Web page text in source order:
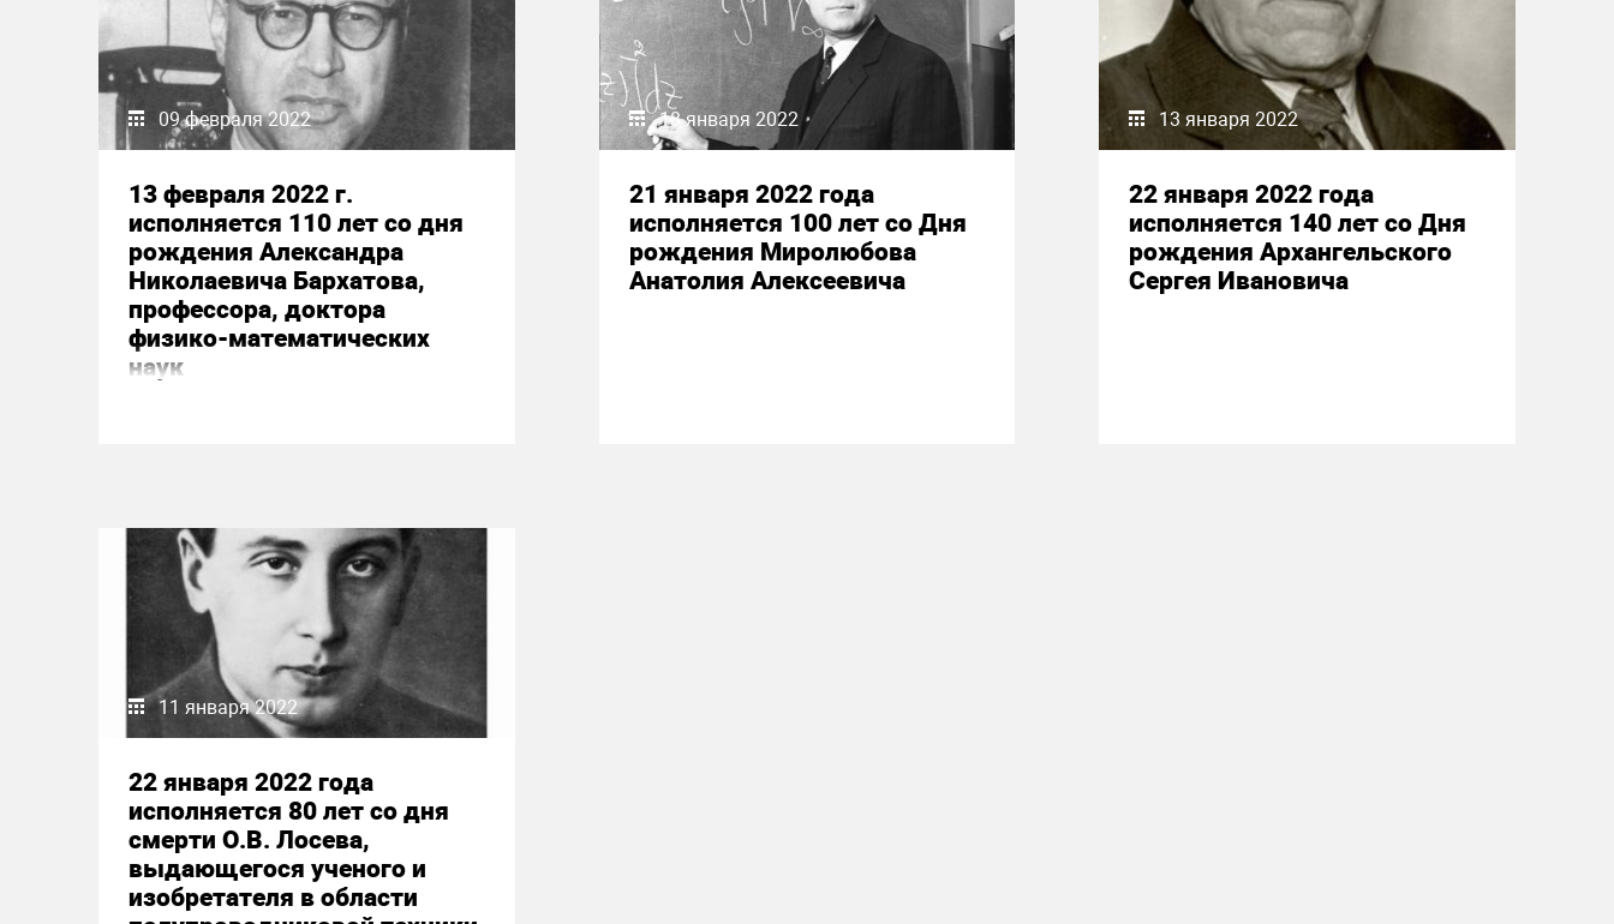
09 февраля 2022
13 февраля 2022 г.
исполняется 110 лет со дня
рождения Александра
Николаевича Бархатова,
профессора, доктора
физико-математических
наук
18 января 2022
21 января 2022 года
исполняется 100 лет со Дня
рождения Миролюбова
Анатолия Алексеевича
13 января 2022
22 января 2022 года
исполняется 140 лет со Дня
рождения Архангельского
Сергея Ивановича
11 января 2022
22 января 2022 года
исполняется 80 лет со дня
смерти О.В. Лосева,
выдающегося ученого и
изобретателя в области